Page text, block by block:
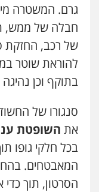
גרם. המשטרה
חבלה של ממש,
של רכב, החזקת
להוראת שוטר
בתוקף וכן
סנגורו של
את השופטת
בכל חלקי גופו
המאבטחים.
הסרטון, תוך